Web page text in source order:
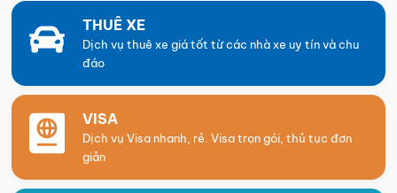
THUÊ XE
Dịch vụ thuê xe giá tốt từ các nhà xe uy tín và chu
đáo
VISA
Dịch vụ Visa nhanh, rẻ. Visa trọn gói, thủ tục đơn
giản